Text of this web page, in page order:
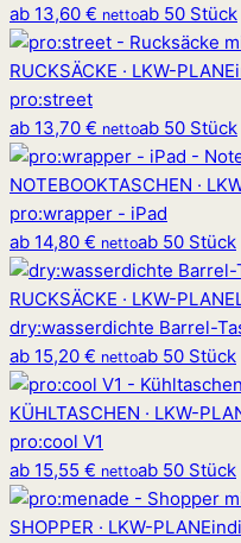
ab 13,60 € nettoab 50 Stück
RUCKSÄCKE · LKW-PLANE
pro:street
ab 13,70 € nettoab 50 Stück
NOTEBOOKTASCHEN ·
pro:wrapper - iPad
ab 14,80 € nettoab 50 Stück
RUCKSÄCKE · LKW-PLANE
dry:wasserdichte Barrel-
ab 15,20 € nettoab 50 Stück
KÜHLTASCHEN · LKW-
pro:cool V1
ab 15,55 € nettoab 50 Stück
SHOPPER · LKW-PLANE